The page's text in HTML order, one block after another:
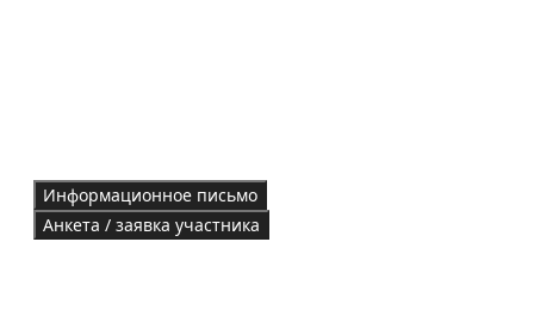
Информационное письмо
Анкета / заявка участника